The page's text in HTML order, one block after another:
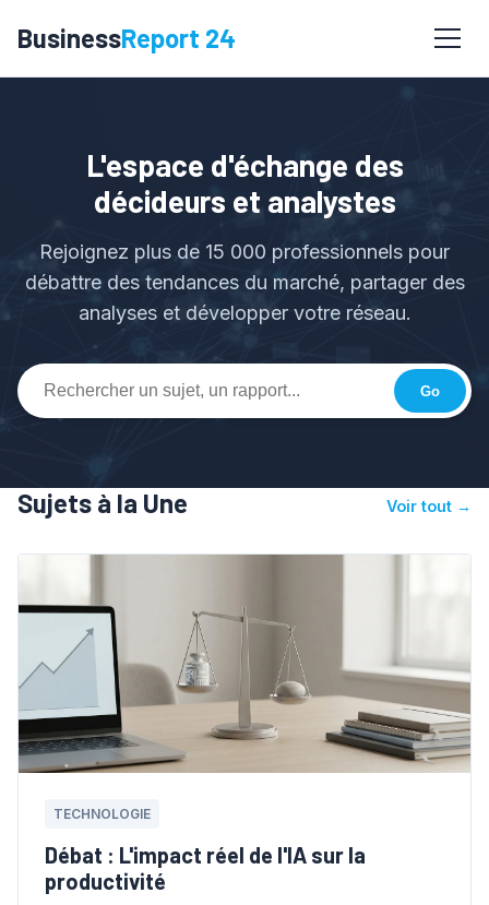
BusinessReport 24
L'espace d'échange des
décideurs et analystes
Rejoignez plus de 15 000 professionnels pour
débattre des tendances du marché, partager des
analyses et développer votre réseau.
Go
Sujets à la Une Voir tout →
TECHNOLOGIE
Débat : L'impact réel de l'IA sur la
productivité